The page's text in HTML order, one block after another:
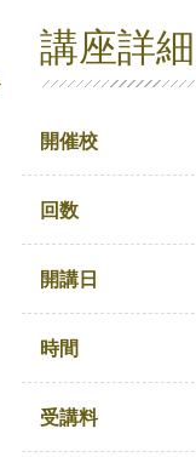
講座詳細
開催校
回数
開講日
時間
受講料